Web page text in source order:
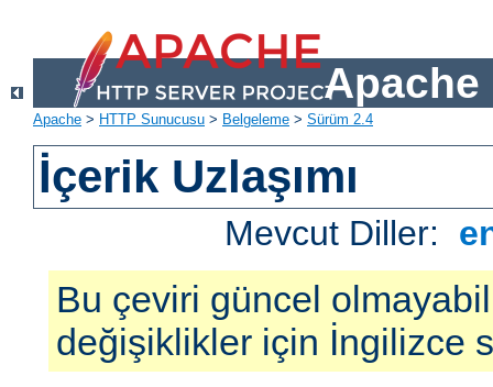
Apache
Apache > HTTP Sunucusu > Belgeleme > Sürüm 2.4
İçerik Uzlaşımı
Mevcut Diller:
Bu çeviri güncel
değişiklikler için İngilizce